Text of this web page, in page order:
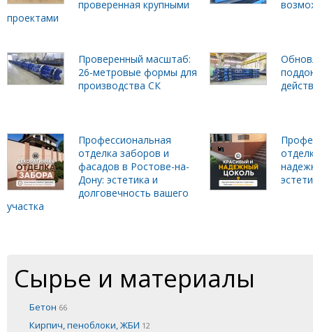
проверенная крупными
проектами
Проверенный масштаб:
26-метровые формы для
производства СК
Профессиональная
отделка заборов и
фасадов в Ростове-на-
Дону: эстетика и
долговечность вашего
участка
Сырье и материалы
Бетон 66
Кирпич, пеноблоки, ЖБИ 12